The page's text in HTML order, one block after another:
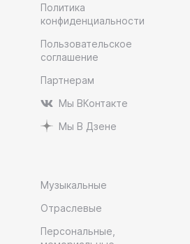
Политика
конфиденциальности
Пользовательское
соглашение
Партнерам
Мы ВКонтакте
Мы В Дзене
Музыкальные
Отраслевые
Персональные,